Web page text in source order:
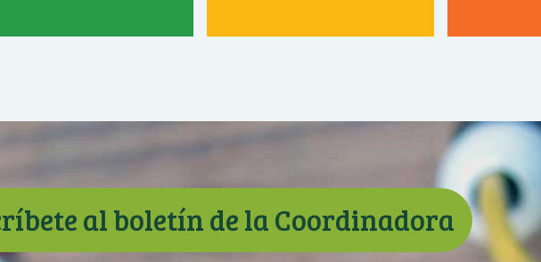
al boletín de la Coordinadora